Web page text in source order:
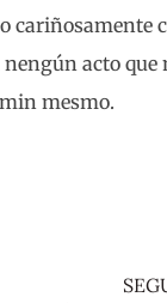
cariñosamente
acto que
mesmo.